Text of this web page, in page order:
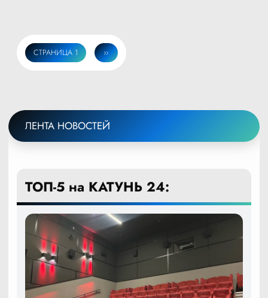
Нумерация
СТРАНИЦА 1
СЛЕДУЮЩАЯ
СТРАНИЦА
››
ЛЕНТА НОВОСТЕЙ
ТОП-5 на КАТУНЬ 24: